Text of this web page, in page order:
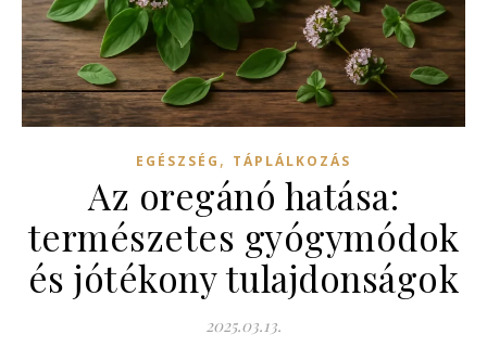
EGÉSZSÉG , TÁPLÁLKOZÁS
Az oregánó hatása:
természetes gyógymódok
és jótékony tulajdonságok
2025.03.13.